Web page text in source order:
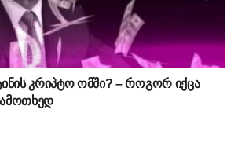
კრიპტო ომში? – როგორ იქცა